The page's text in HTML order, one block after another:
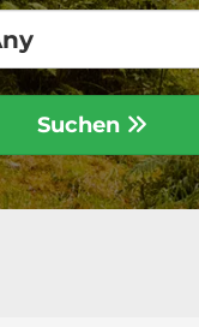
Suchen